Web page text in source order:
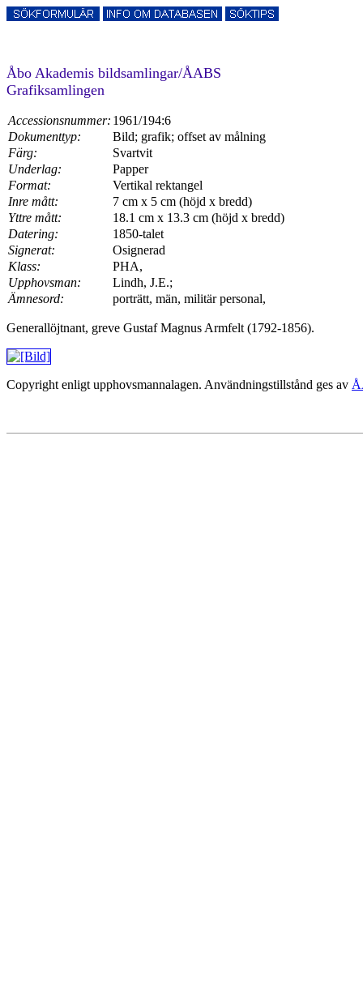
Åbo Akademis bildsamlingar/ÅABS
Grafiksamlingen
Accessionsnummer: 1961/194:6
Dokumenttyp:
Bild; grafik; offset av målning
Färg:
Svartvit
Underlag:
Papper
Format:
Vertikal rektangel
Inre mått:
7 cm x 5 cm (höjd x bredd)
Yttre mått:
18.1 cm x 13.3 cm (höjd x bredd)
Datering:
1850-talet
Signerat:
Osignerad
Klass:
PHA,
Upphovsman:
Lindh, J.E.;
Ämnesord:
porträtt, män, militär personal,
Generallöjtnant, greve Gustaf Magnus Armfelt (1792-1856).
Copyright enligt upphovsmannalagen. Användningstillstånd ges av